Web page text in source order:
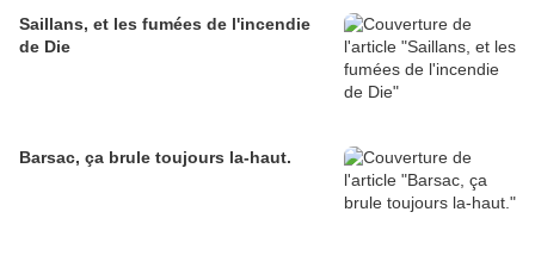
Saillans, et les fumées de l'incendie
de Die
Barsac, ça brule toujours la-haut.